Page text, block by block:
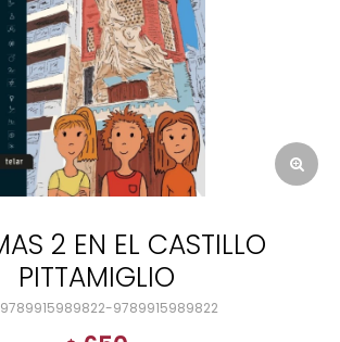
PITTAMIGLIO
9789915989822-9789915989822